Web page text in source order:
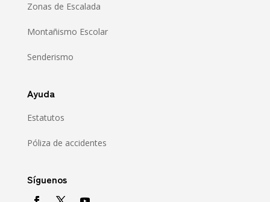
Zonas de Escalada
Montañismo Escolar
Senderismo
Ayuda
Estatutos
Póliza de accidentes
Síguenos